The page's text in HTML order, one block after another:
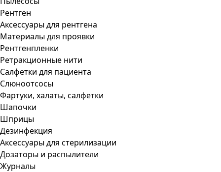
Рентген
Аксессуары для рентгена
Материалы для проявки
Рентгенпленки
Ретракционные нити
Салфетки для пациента
Слюноотсосы
Фартуки, халаты, салфетки
Шапочки
Шприцы
Дезинфекция
Аксессуары для стерилизации
Дозаторы и распылители
Журналы